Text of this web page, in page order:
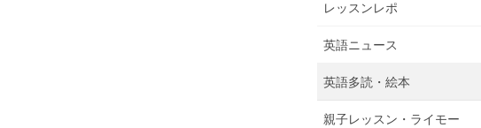
レッスンレポ
英語ニュース
英語多読・絵本
親子レッスン・ライモー